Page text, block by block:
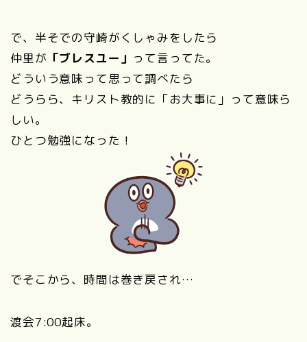
で、半そでの守崎がくしゃみをしたら
仲里が 「ブレスユー」 って言ってた。
どういう意味って思って調べたら
どうらら、キリスト教的に「お大事に」って意味ら
しい。
ひとつ勉強になった！
でそこから、時間は巻き戻され…
渡会7:00起床。